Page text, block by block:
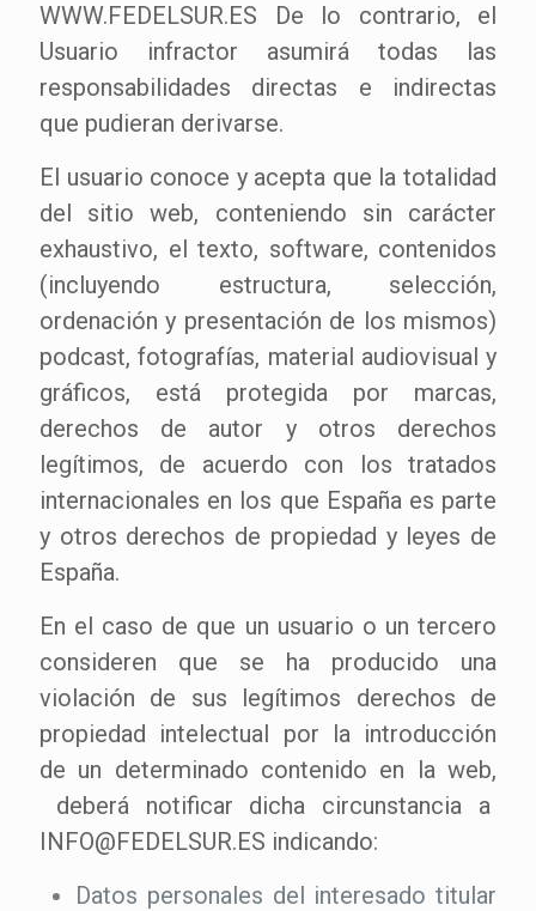
WWW.FEDELSUR.ES De lo contrario, el
Usuario infractor asumirá todas las
responsabilidades directas e indirectas
que pudieran derivarse.
El usuario conoce y acepta que la totalidad
del sitio web, conteniendo sin carácter
exhaustivo, el texto, software, contenidos
(incluyendo estructura, selección,
ordenación y presentación de los mismos)
podcast, fotografías, material audiovisual y
gráficos, está protegida por marcas,
derechos de autor y otros derechos
legítimos, de acuerdo con los tratados
internacionales en los que España es parte
y otros derechos de propiedad y leyes de
España.
En el caso de que un usuario o un tercero
consideren que se ha producido una
violación de sus legítimos derechos de
propiedad intelectual por la introducción
de un determinado contenido en la web,
deberá notificar dicha circunstancia a
INFO@FEDELSUR.ES indicando:
Datos personales del interesado titular